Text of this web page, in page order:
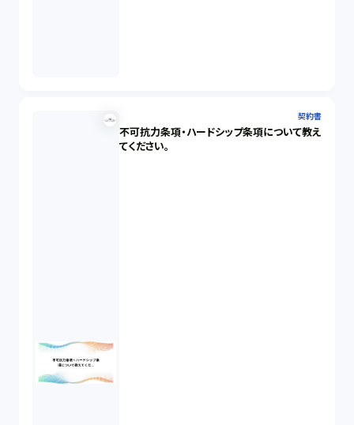
契約書
不可抗力条項・ハードシップ条項について教え
てください。